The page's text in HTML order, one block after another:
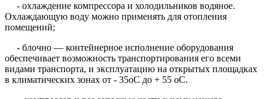
- охлаждение компрессора и холодильников водяное.
Охлаждающую воду можно применять для отопления
помещений;
- блочно — контейнерное исполнение оборудования
обеспечивает возможность транспортирования его всеми
видами транспорта, и эксплуатацию на открытых площадках
в климатических зонах от - 35оС до + 55 оС.